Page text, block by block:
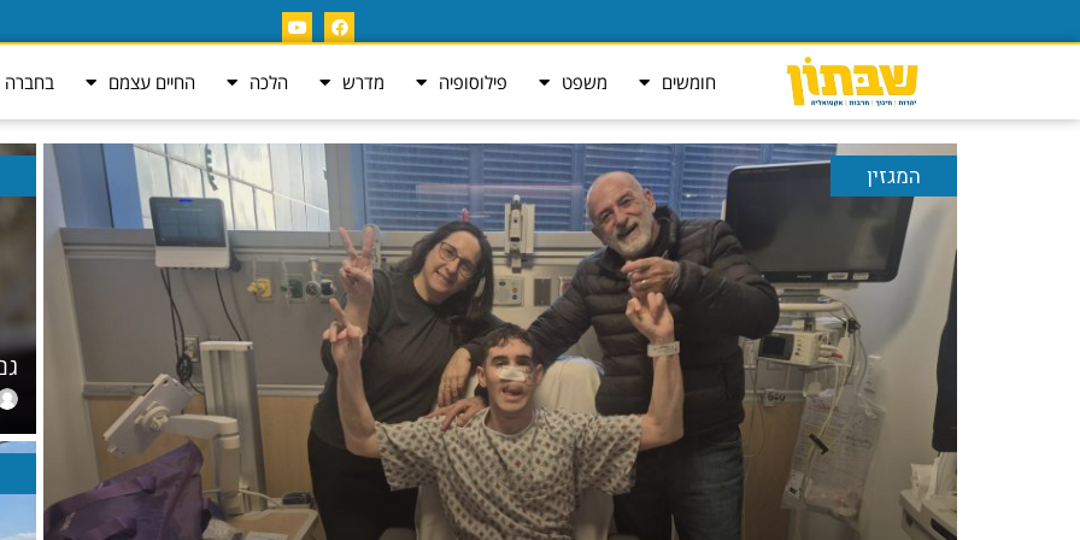
חומשים משפט פילוסופיה מדרש הלכה החיים עצמם בחברה
המגזין